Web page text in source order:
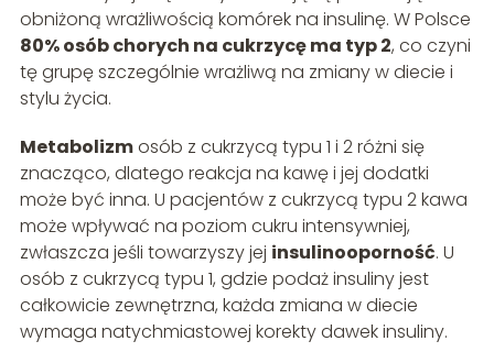
obniżoną wrażliwością komórek na insulinę. W Polsce
80% osób chorych na cukrzycę ma typ 2, co czyni
tę grupę szczególnie wrażliwą na zmiany w diecie i
stylu życia.
Metabolizmosób z cukrzycą typu 1 i 2 różni się
znacząco, dlatego reakcja na kawę i jej dodatki
może być inna. U pacjentów z cukrzycą typu 2 kawa
może wpływać na poziom cukru intensywniej,
zwłaszcza jeśli towarzyszy jej insulinooporność. U
osób z cukrzycą typu 1, gdzie podaż insuliny jest
całkowicie zewnętrzna, każda zmiana w diecie
wymaga natychmiastowej korekty dawek insuliny.